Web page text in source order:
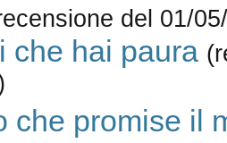
del 01/
che hai paura
che promise il